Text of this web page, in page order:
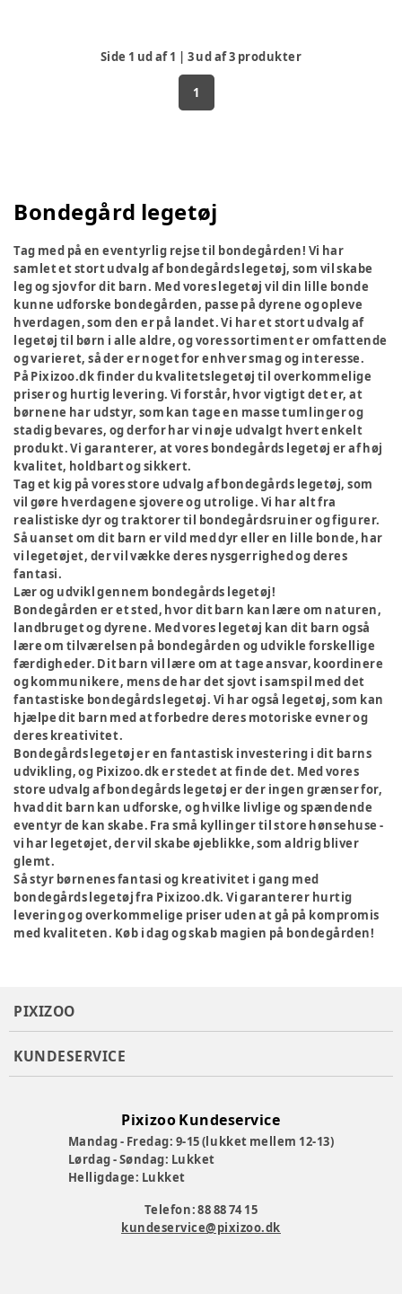
Side 1 ud af1 | 3ud af3 produkter
1
Bondegård legetøj
Tag med på en eventyrlig rejse til bondegården! Vi har
samlet et stort udvalg af bondegårds legetøj, som vil skabe
leg og sjov for dit barn. Med vores legetøj vil din lille bonde
kunne udforske bondegården, passe på dyrene og opleve
hverdagen, som den er på landet. Vi har et stort udvalg af
legetøj til børn i alle aldre, og vores sortiment er omfattende
og varieret, så der er noget for enhver smag og interesse.
På Pixizoo.dk finder du kvalitetslegetøj til overkommelige
priser og hurtig levering. Vi forstår, hvor vigtigt det er, at
børnene har udstyr, som kan tage en masse tumlinger og
stadig bevares, og derfor har vi nøje udvalgt hvert enkelt
produkt. Vi garanterer, at vores bondegårds legetøj er af høj
kvalitet, holdbart og sikkert.
Tag et kig på vores store udvalg af bondegårds legetøj, som
vil gøre hverdagene sjovere og utrolige. Vi har alt fra
realistiske dyr og traktorer til bondegårdsruiner og figurer.
Så uanset om dit barn er vild med dyr eller en lille bonde, har
vi legetøjet, der vil vække deres nysgerrighed og deres
fantasi.
Lær og udvikl gennem bondegårds legetøj!
Bondegården er et sted, hvor dit barn kan lære om naturen,
landbruget og dyrene. Med vores legetøj kan dit barn også
lære om tilværelsen på bondegården og udvikle forskellige
færdigheder. Dit barn vil lære om at tage ansvar, koordinere
og kommunikere, mens de har det sjovt i samspil med det
fantastiske bondegårds legetøj. Vi har også legetøj, som kan
hjælpe dit barn med at forbedre deres motoriske evner og
deres kreativitet.
Bondegårds legetøj er en fantastisk investering i dit barns
udvikling, og Pixizoo.dk er stedet at finde det. Med vores
store udvalg af bondegårds legetøj er der ingen grænser for,
hvad dit barn kan udforske, og hvilke livlige og spændende
eventyr de kan skabe. Fra små kyllinger til store hønsehuse -
vi har legetøjet, der vil skabe øjeblikke, som aldrig bliver
glemt.
Så styr børnenes fantasi og kreativitet i gang med
bondegårds legetøj fra Pixizoo.dk. Vi garanterer hurtig
levering og overkommelige priser uden at gå på kompromis
med kvaliteten. Køb i dag og skab magien på bondegården!
PIXIZOO
KUNDESERVICE
Pixizoo Kundeservice
Mandag - Fredag: 9-15 (lukket mellem 12-13)
Lørdag - Søndag: Lukket
Helligdage: Lukket
Telefon: 88 88 74 15
kundeservice@pixizoo.dk